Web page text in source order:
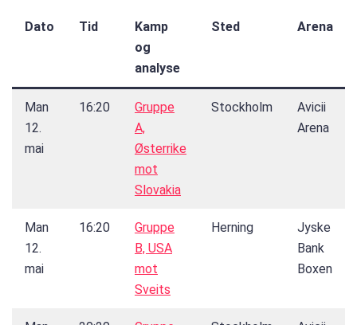
Dato Tid
Kamp
og
analyse
Sted Arena
Man
12.
mai
16:20
Gruppe
A,
Østerrike
mot
Slovakia
Stockholm
Avicii
Arena
Man
12.
mai
16:20
Gruppe
B, USA
mot
Sveits
Herning
Jyske
Bank
Boxen